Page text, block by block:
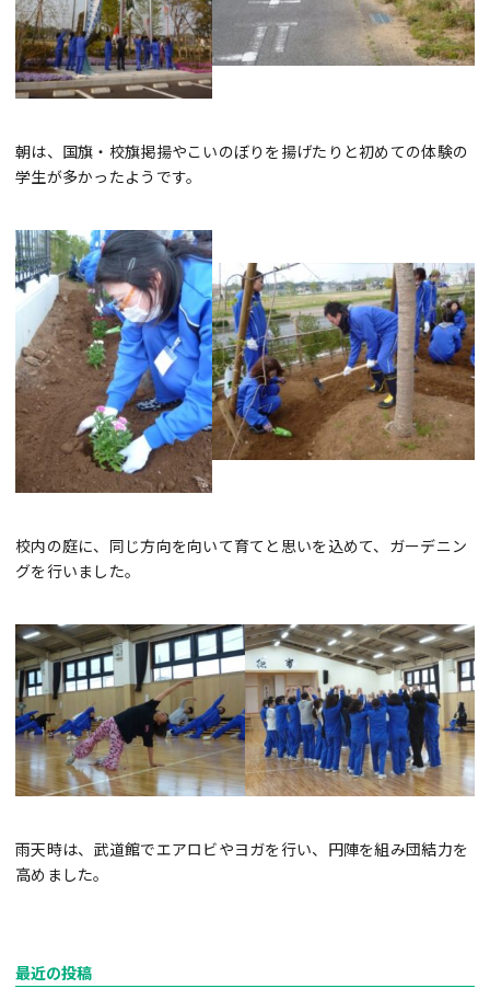
朝は、国旗・校旗掲揚やこいのぼりを揚げたりと初めての体験の
学生が多かったようです。
校内の庭に、同じ方向を向いて育てと思いを込めて、ガーデニン
グを行いました。
雨天時は、武道館でエアロビやヨガを行い、円陣を組み団結力を
高めました。
最近の投稿